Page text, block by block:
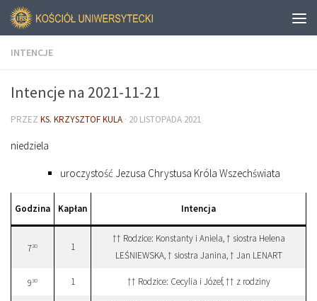
INTENCJE
Intencje na 2021-11-21
PRZEZ KS. KRZYSZTOF KULA · 20 LISTOPADA 2021
niedziela
uroczystość Jezusa Chrystusa Króla Wszechświata
Godzina Kapłan Intencja
730 1
†† Rodzice: Konstanty i Aniela, † siostra Helena
LEŚNIEWSKA, † siostra Janina, † Jan LENART
930 1 †† Rodzice: Cecylia i Józef, †† z rodziny